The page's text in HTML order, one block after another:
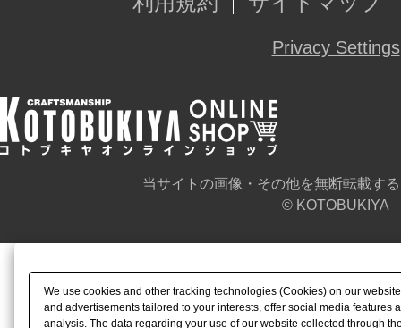
Privacy Settings
当サイトの画像・その他を無断転載す
© KOTOBUKIYA
We use cookies and other tracking technologies (Cookies) on our
and advertisements tailored to your interests, offer social media features
analysis. The data regarding your use of our website collected through